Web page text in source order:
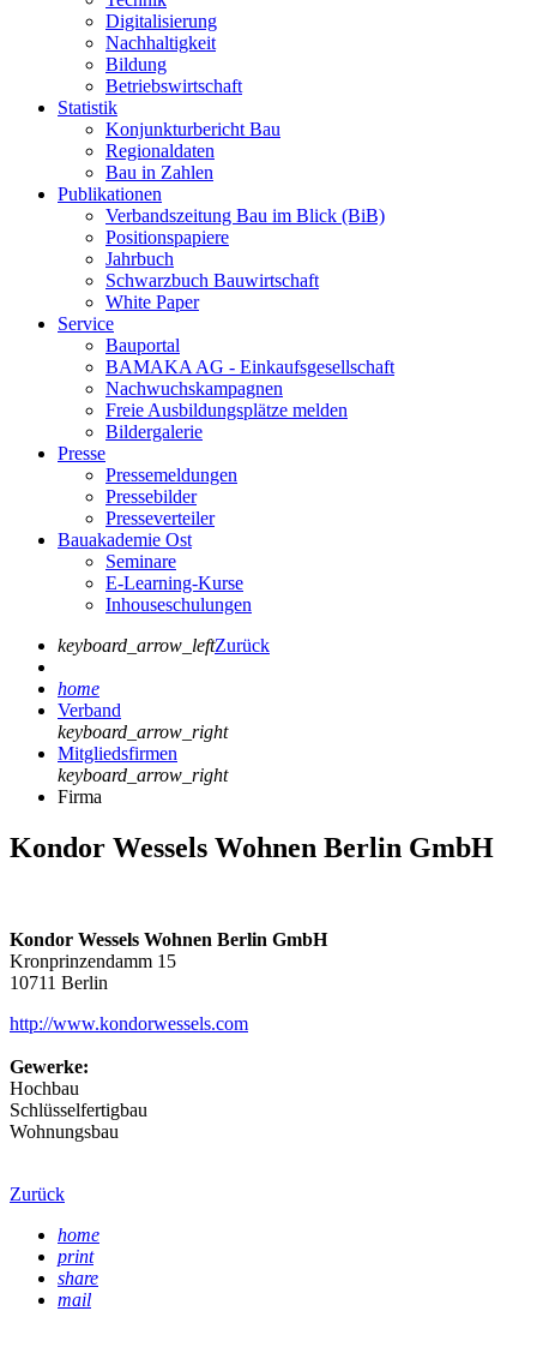
Digitalisierung
Nachhaltigkeit
Bildung
Betriebswirtschaft
Statistik
Konjunkturbericht Bau
Regionaldaten
Bau in Zahlen
Publikationen
Verbandszeitung Bau im Blick (BiB)
Positionspapiere
Jahrbuch
Schwarzbuch Bauwirtschaft
White Paper
Service
Bauportal
BAMAKA AG - Einkaufsgesellschaft
Nachwuchskampagnen
Freie Ausbildungsplätze melden
Bildergalerie
Presse
Pressemeldungen
Pressebilder
Presseverteiler
Bauakademie Ost
Seminare
E-Learning-Kurse
Inhouseschulungen
keyboard_arrow_leftZurück
home
Verband
keyboard_arrow_right
Mitgliedsfirmen
keyboard_arrow_right
Firma
Kondor Wessels Wohnen Berlin GmbH
Kondor Wessels Wohnen Berlin GmbH
Kronprinzendamm 15
10711 Berlin
http://www.kondorwessels.com
Gewerke:
Hochbau
Schlüsselfertigbau
Wohnungsbau
Zurück
home
print
share
mail